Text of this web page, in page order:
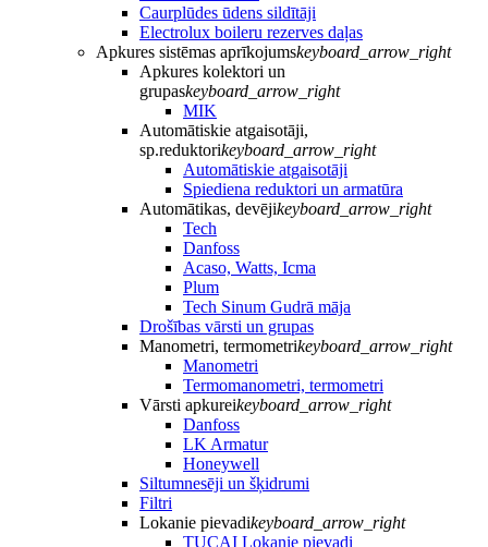
Caurplūdes ūdens sildītāji
Electrolux boileru rezerves daļas
Apkures sistēmas aprīkojumskeyboard_arrow_right
Apkures kolektori un
grupaskeyboard_arrow_right
MIK
Automātiskie atgaisotāji,
sp.reduktorikeyboard_arrow_right
Automātiskie atgaisotāji
Spiediena reduktori un armatūra
Automātikas, devējikeyboard_arrow_right
Tech
Danfoss
Acaso, Watts, Icma
Plum
Tech Sinum Gudrā māja
Drošības vārsti un grupas
Manometri, termometrikeyboard_arrow_right
Manometri
Termomanometri, termometri
Vārsti apkureikeyboard_arrow_right
Danfoss
LK Armatur
Honeywell
Siltumnesēji un šķidrumi
Filtri
Lokanie pievadikeyboard_arrow_right
TUCAI Lokanie pievadi